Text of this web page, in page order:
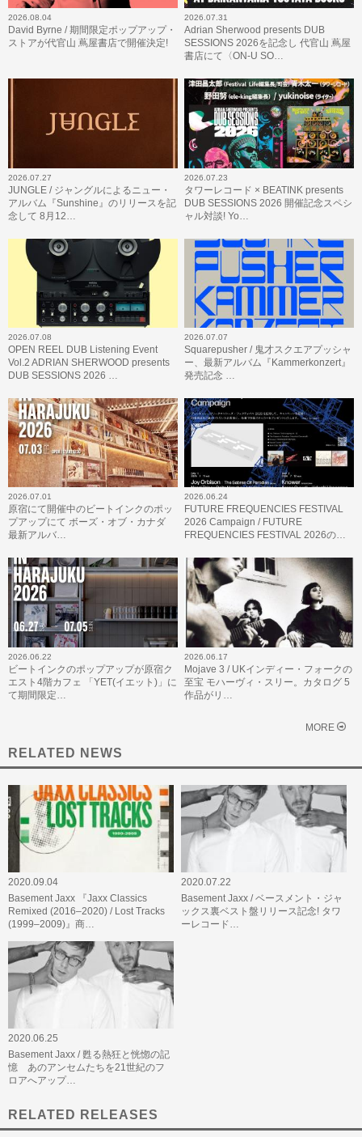
2026.08.04
David Byrne / 期間限定ポップアップ・
ストアが代官山 蔦屋書店で開催決定!
2026.07.31
Adrian Sherwood presents DUB
SESSIONS 2026を記念し 代官山 蔦屋
書店にて〈ON-U SO…
2026.07.27
JUNGLE / ジャングルによるニュー・
アルバム『Sunshine』のリリースを記
念して 8月12…
2026.07.23
タワーレコード × BEATINK presents
DUB SESSIONS 2026 開催記念スペシ
ャル対談! Yo…
2026.07.08
OPEN REEL DUB Listening Event
Vol.2 ADRIAN SHERWOOD presents
DUB SESSIONS 2026 …
2026.07.07
Squarepusher / 鬼才スクエアプッシャ
ー、最新アルバム『Kammerkonzert』
発売記念 …
2026.07.01
原宿にて開催中のビートインクのポッ
プアップにて ボーズ・オブ・カナダ
最新アルバ…
2026.06.24
FUTURE FREQUENCIES FESTIVAL
2026 Campaign / FUTURE
FREQUENCIES FESTIVAL 2026の…
2026.06.22
ビートインクのポップアップが原宿ク
エスト4階カフェ 「YET(イエット)」に
て期間限定…
2026.06.17
Mojave 3 / UKインディー・フォークの
至宝 モハーヴィ・スリー。カタログ 5
作品がリ…
MORE
RELATED NEWS
2020.09.04
Basement Jaxx 『Jaxx Classics
Remixed (2016–2020) / Lost Tracks
(1999–2009)』商…
2020.07.22
Basement Jaxx / ベースメント・ジャ
ックス裏ベスト盤リリース記念! タワ
ーレコード…
2020.06.25
Basement Jaxx / 甦る熱狂と恍惚の記
憶 あのアンセムたちを21世紀のフ
ロアへアップ…
RELATED RELEASES